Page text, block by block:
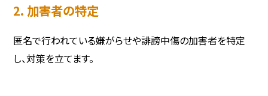
2. 加害者の特定
匿名で行われている嫌がらせや誹謗中傷の加害者を特定
し、対策を立てます。